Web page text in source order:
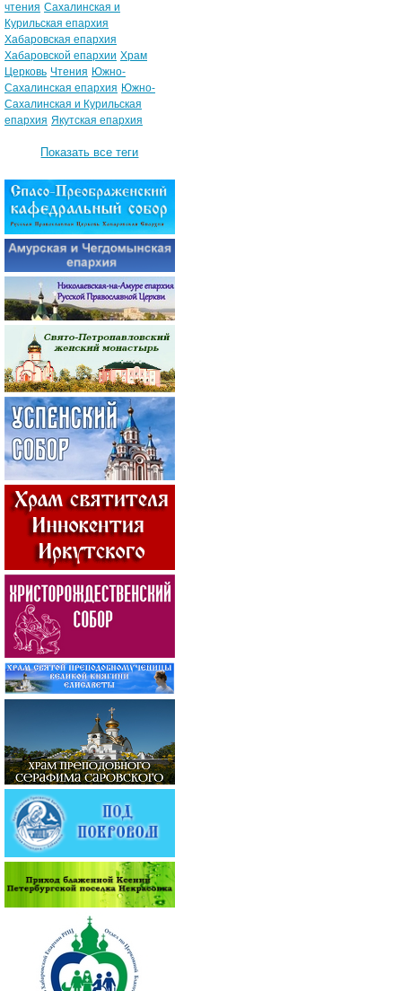
чтения Сахалинская и
Курильская епархия
Хабаровская епархия
Хабаровской епархии Храм
Церковь Чтения Южно-
Сахалинская епархия Южно-
Сахалинская и Курильская
епархия Якутская епархия
Показать все теги